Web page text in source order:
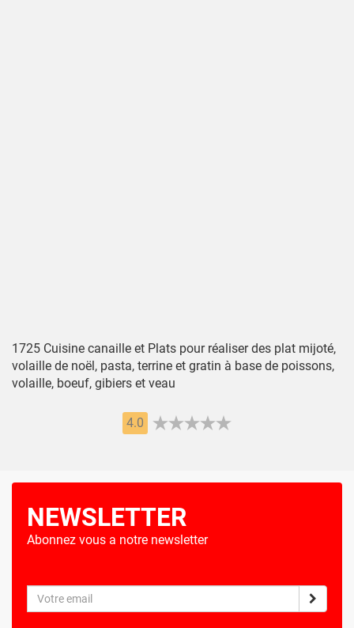
1725 Cuisine canaille et Plats pour réaliser des plat mijoté,
volaille de noël, pasta, terrine et gratin à base de poissons,
volaille, boeuf, gibiers et veau
4.0
NEWSLETTER
Abonnez vous a notre newsletter